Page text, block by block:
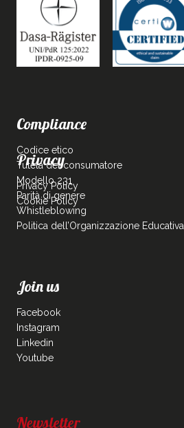
Compliance
Codice etico
Tutela del consumatore
Modello 231
Parità di genere
Whistleblowing
Politica dell’Organizzazione Educativa
Privacy
Privacy Policy
Cookie Policy
Join us
Facebook
Instagram
Linkedin
Youtube
Newsletter